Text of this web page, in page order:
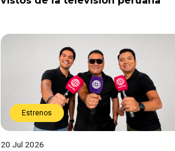
Estrenos
20 Jul 2026